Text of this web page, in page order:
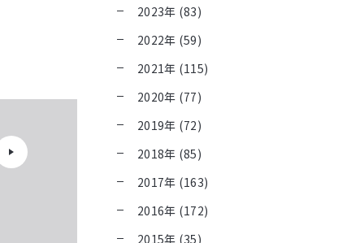
2023年 (83)
2022年 (59)
2021年 (115)
2020年 (77)
2019年 (72)
2018年 (85)
2017年 (163)
2016年 (172)
2015年 (35)